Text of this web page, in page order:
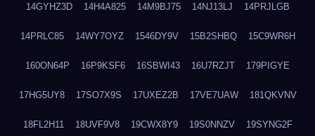
14GYHZ3D 14H4A825 14M9BJ75 14NJ13LJ 14PRJLGB
14PRLC85 14WY7OYZ 1546DY9V 15B2SHBQ 15C9WR6H
160ON64P 16P9KSF6 16SBWI43 16U7RZJT 179PIGYE
17HG5UY8 17SO7X9S 17UXEZ2B 17VE7UAW 181QKVNV
18FL2H11 18UVF9V8 19CWX8Y9 19S0NNZV 19SYNG2F